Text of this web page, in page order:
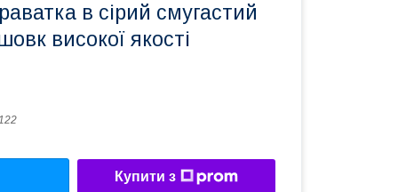
в сірий смугастий
високої якості
Купити з